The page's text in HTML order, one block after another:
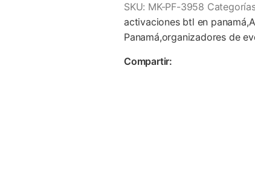
SKU: MK-PF-3958
activaciones btl en
Panamá,organizadores de
Compartir: